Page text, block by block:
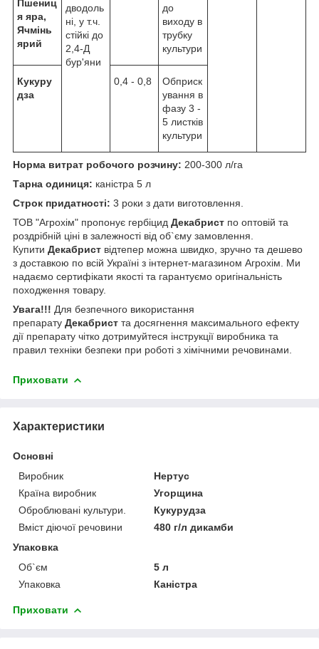
дводоль
ні, у т.ч.
стійкі до
2,4-Д
бур'яни
до
виходу в
трубку
культури
Пшениц
я яра,
Ячмінь
ярий
Кукуру
дза
0,4 - 0,8
Обприск
ування в
фазу 3 -
5 листків
культури
Норма витрат робочого розчину: 200-300 л/га
Тарна одиниця: каністра 5 л
Строк придатності: 3 роки з дати виготовлення.
ТОВ "Агрохім" пропонує гербіцид Декабрист по оптовій та
роздрібній ціні в залежності від об`єму замовлення.
Купити Декабрист відтепер можна швидко, зручно та дешево
з доставкою по всій Україні з інтернет-магазином Агрохім. Ми
надаємо сертифікати якості та гарантуємо оригінальність
походження товару.
Увага!!! Для безпечного використання
препарату Декабрист та досягнення максимального ефекту
дії препарату чітко дотримуйтеся інструкції виробника та
правил техніки безпеки при роботі з хімічними речовинами.
Приховати
Характеристики
Основні
Виробник
Нертус
Країна виробник
Угорщина
Оброблювані культури.
Кукурудза
Вміст діючої речовини
480 г/л дикамби
Упаковка
Об`єм
5 л
Упаковка
Каністра
Приховати